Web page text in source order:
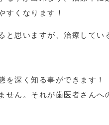
すくなります！
思いますが、治療してい
深く知る事ができます！
ん。それが歯医者さんへ